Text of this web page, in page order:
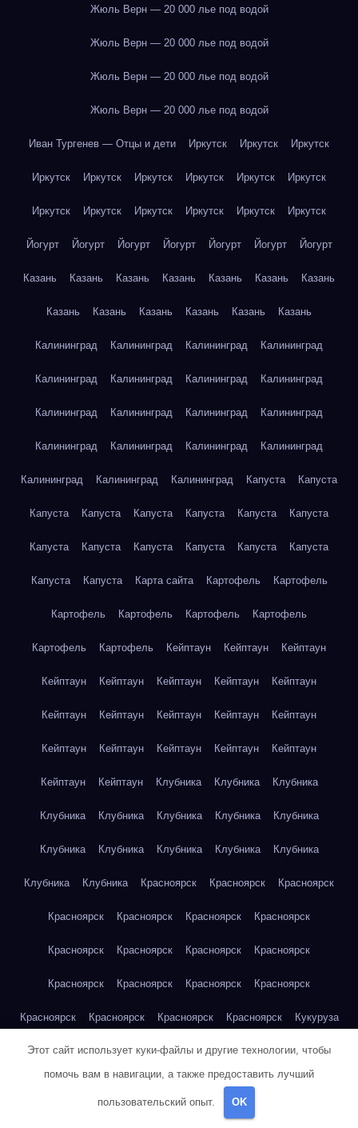
Жюль Верн — 20 000 лье под водой
Жюль Верн — 20 000 лье под водой
Жюль Верн — 20 000 лье под водой
Жюль Верн — 20 000 лье под водой
Иван Тургенев — Отцы и дети Иркутск Иркутск Иркутск
Иркутск Иркутск Иркутск Иркутск Иркутск Иркутск
Иркутск Иркутск Иркутск Иркутск Иркутск Иркутск
Йогурт Йогурт Йогурт Йогурт Йогурт Йогурт Йогурт
Казань Казань Казань Казань Казань Казань Казань
Казань Казань Казань Казань Казань Казань
Калининград Калининград Калининград Калининград
Калининград Калининград Калининград Калининград
Калининград Калининград Калининград Калининград
Калининград Калининград Калининград Калининград
Калининград Калининград Калининград Капуста Капуста
Капуста Капуста Капуста Капуста Капуста Капуста
Капуста Капуста Капуста Капуста Капуста Капуста
Капуста Капуста Карта сайта Картофель Картофель
Картофель Картофель Картофель Картофель
Картофель Картофель Кейптаун Кейптаун Кейптаун
Кейптаун Кейптаун Кейптаун Кейптаун Кейптаун
Кейптаун Кейптаун Кейптаун Кейптаун Кейптаун
Кейптаун Кейптаун Кейптаун Кейптаун Кейптаун
Кейптаун Кейптаун Клубника Клубника Клубника
Клубника Клубника Клубника Клубника Клубника
Клубника Клубника Клубника Клубника Клубника
Клубника Клубника Красноярск Красноярск Красноярск
Красноярск Красноярск Красноярск Красноярск
Красноярск Красноярск Красноярск Красноярск
Красноярск Красноярск Красноярск Красноярск
Красноярск Красноярск Красноярск Красноярск Кукуруза
Кукуруза Кукуруза Кукуруза Кукуруза Кукуруза
Кукуруза
Куриная грудка
Этот сайт использует куки-файлы и другие технологии, чтобы
помочь вам в навигации, а также предоставить лучший
пользовательский опыт. OK